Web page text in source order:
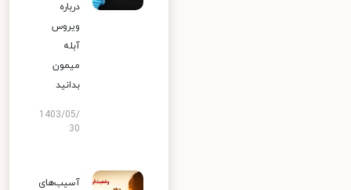
درباره
ویروس
آبله
میمون
بدانید
1403/05/
30
آسیب‌های